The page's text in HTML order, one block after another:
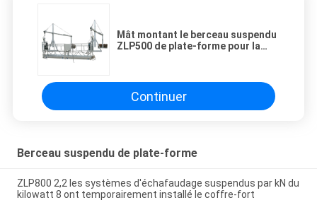
Mât montant le berceau suspendu
ZLP500 de plate-forme pour la
Continuer
Berceau suspendu de plate-forme
ZLP800 2,2 les systèmes d'échafaudage suspendus par kN du
kilowatt 8 ont temporairement installé le coffre-fort